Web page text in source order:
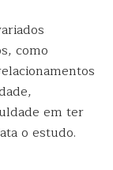
como
em ter
o estudo.